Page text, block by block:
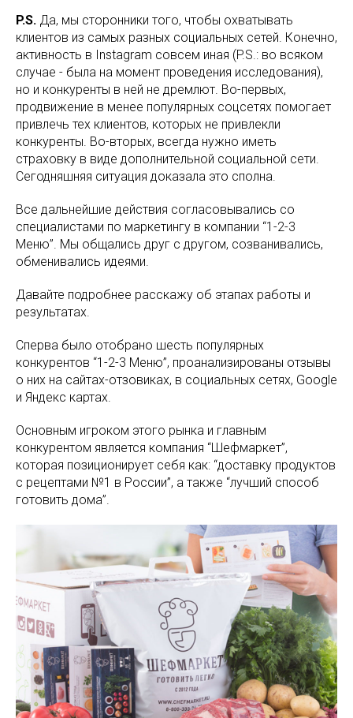
P.S. Да, мы сторонники того, чтобы охватывать
клиентов из самых разных социальных сетей. Конечно,
активность в Instagram совсем иная (P.S.: во всяком
случае - была на момент проведения исследования),
но и конкуренты в ней не дремлют. Во-первых,
продвижение в менее популярных соцсетях помогает
привлечь тех клиентов, которых не привлекли
конкуренты. Во-вторых, всегда нужно иметь
страховку в виде дополнительной социальной сети.
Сегодняшняя ситуация доказала это сполна.
Все дальнейшие действия согласовывались со
специалистами по маркетингу в компании “1-2-3
Меню”. Мы общались друг с другом, созванивались,
обменивались идеями.
Давайте подробнее расскажу об этапах работы и
результатах.
Сперва было отобрано шесть популярных
конкурентов “1-2-3 Меню”, проанализированы отзывы
о них на сайтах-отзовиках, в социальных сетях, Google
и Яндекс картах.
Основным игроком этого рынка и главным
конкурентом является компания “Шефмаркет”,
которая позиционирует себя как: “доставку продуктов
с рецептами №1 в России”, а также “лучший способ
готовить дома”.